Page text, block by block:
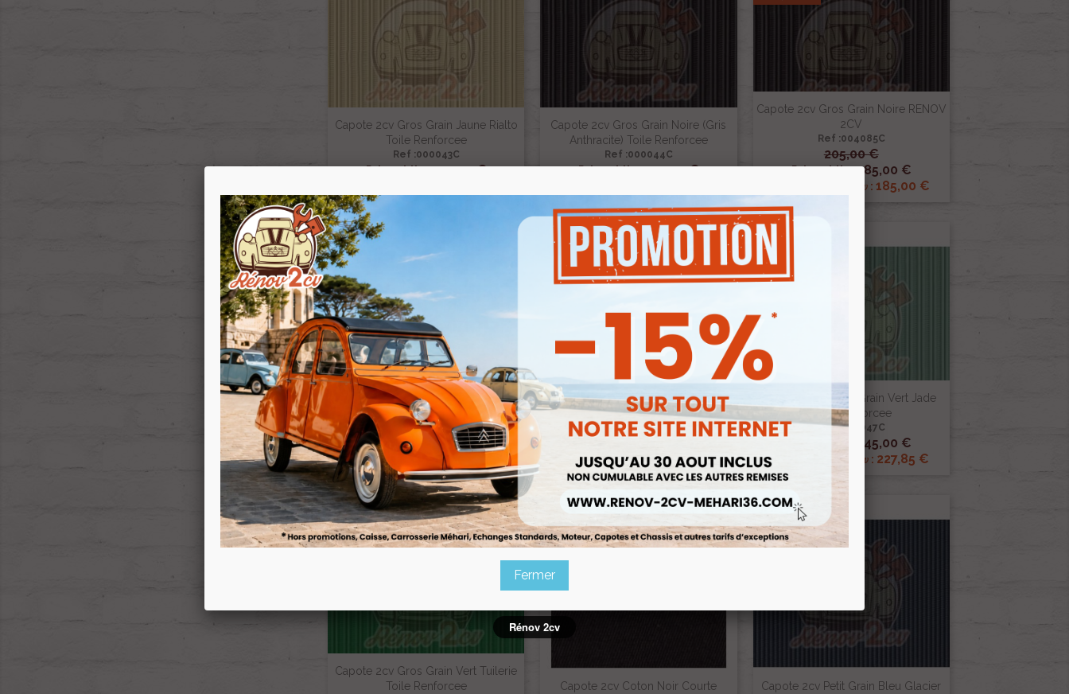
Capote 2cv Gros Grain Jaune Rialto
Toile Renforcee
Ref :000043C
Prix public :245,00 €
Aperçu rapide
Capote 2cv Gros Grain Noire (gris
Anthracite) Toile Renforcee
Ref :000044C
Prix public :245,00 €
Aperçu rapide
Capote 2cv Gros Grain Noire RENOV
2CV
Ref :004085C
205,00 €
Prix public :185,00 €
Renov 2cv: 185,00 €
Aperçu rapide
Capote 2cv Gros Grain Orange Toile
Renforcee
Ref :000045C
230,00 €
Prix public : 195,50 €
Prix club Renov 2cv: 195,50 €
-15%
 Aperçu rapide
Capote 2cv Gros Grain Rouge
Vallelunga Toile Renforcee
Ref :000046C
Prix clubRenov 2cv:227,85 €
Aperçu rapide
Capote 2cv Gros Grain Vert Jade
Toile Renforcee
Ref :000047C
245,00 €
Renov 2cv: 227,85 €
Aperçu rapide
Capote 2cv Gros Grain Vert Tuilerie
Toile Renforcee
Capote 2cv Coton Noir Courte Capote 2cv Petit Grain Bleu Glacier
Fermer
Rénov 2cv